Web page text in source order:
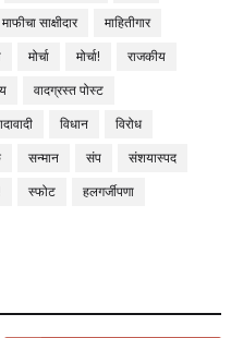
माफीचा साक्षीदार
माहितीगार
मोर्चा मोर्चा!
राजकीय
वादग्रस्त पोस्ट
विधान
विरोध
सन्मान संप
संशयास्पद
स्फोट
हलगर्जीपणा